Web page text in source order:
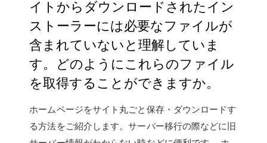
イトからダウンロードされたイン
ストーラーには必要なファイルが
含まれていないと理解していま
す。どのようにこれらのファイル
を取得することができますか。
ホームページをサイト丸ごと保存・ダウンロードす
る方法をご紹介します。サーバー移行の際などに旧